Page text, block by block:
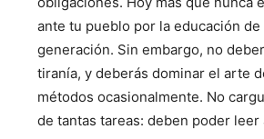
ante tu pueblo por la educación de
generación. Sin embargo, no
tiranía, y deberás dominar el arte
métodos ocasionalmente. No
de tantas tareas: deben poder leer